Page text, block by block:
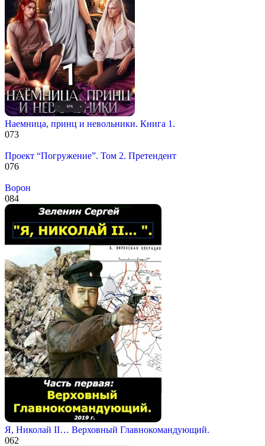
Наемница, принц и невольники. Книга 1.
073
Проект “Погружение”. Том 2. Претендент
076
Ворон
084
Я, Николай II… Верховный Главнокомандующий.
062